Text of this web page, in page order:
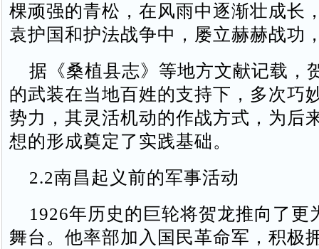
棵顽强的青松，在风雨中逐渐壮成长
袁护国和护法战争中，屡立赫赫战功
据《桑植县志》等地方文献记载，
的武装在当地百姓的支持下，多次巧
势力，其灵活机动的作战方式，为后
想的形成奠定了实践基础。
2.2南昌起义前的军事活动
1926年历史的巨轮将贺龙推向了更
舞台。他率部加入国民革命军，积极